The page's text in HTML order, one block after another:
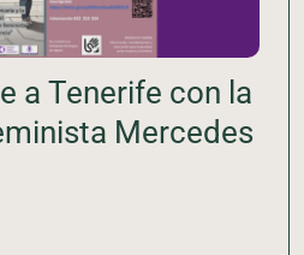
a Tenerife con la
Mercedes